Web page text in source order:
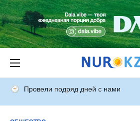
Провели подряд дней с нами